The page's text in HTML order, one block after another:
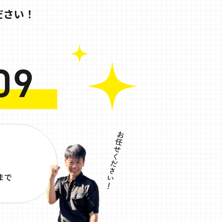
い！
で